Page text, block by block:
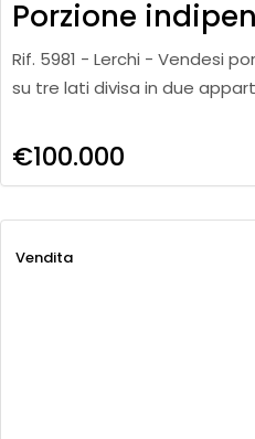
Rif. 5981 - Lerchi - Vendesi
su tre lati divisa in due
piano
€100.000
Vendita